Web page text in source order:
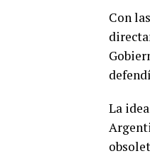
Con
La